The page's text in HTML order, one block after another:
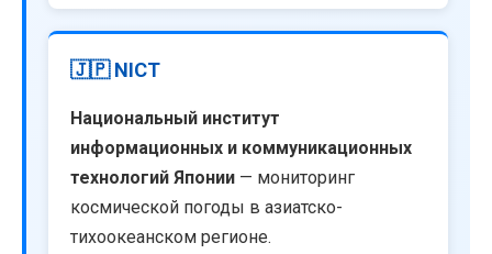
🇯🇵 NICT
Национальный институт
информационных и коммуникационных
технологий Японии — мониторинг
космической погоды в азиатско-
тихоокеанском регионе.